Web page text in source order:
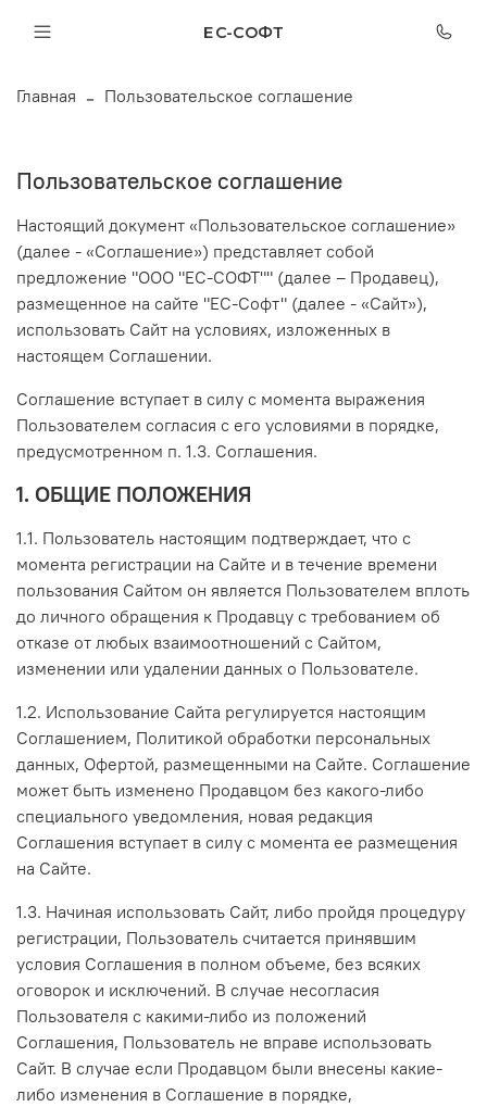
ЕС-СОФТ
Главная Пoльзовательское соглашение
Пoльзовательское соглашение
Настоящий документ «Пользовательское соглашение»
(далее - «Соглашение») представляет собой
предложение "ООО "ЕС-СОФТ"" (далее – Продавец),
размещенное на сайте "ЕС-Софт" (далее - «Сайт»),
использовать Сайт на условиях, изложенных в
настоящем Соглашении.
Соглашение вступает в силу с момента выражения
Пользователем согласия с его условиями в порядке,
предусмотренном п. 1.3. Соглашения.
1. ОБЩИЕ ПОЛОЖЕНИЯ
1.1. Пользователь настоящим подтверждает, что с
момента регистрации на Сайте и в течение времени
пользования Сайтом он является Пользователем вплоть
до личного обращения к Продавцу с требованием об
отказе от любых взаимоотношений с Сайтом,
изменении или удалении данных о Пользователе.
1.2. Использование Сайта регулируется настоящим
Соглашением, Политикой обработки персональных
данных, Офертой, размещенными на Сайте. Соглашение
может быть изменено Продавцом без какого-либо
специального уведомления, новая редакция
Соглашения вступает в силу с момента ее размещения
на Сайте.
1.3. Начиная использовать Сайт, либо пройдя процедуру
регистрации, Пользователь считается принявшим
условия Соглашения в полном объеме, без всяких
оговорок и исключений. В случае несогласия
Пользователя с какими-либо из положений
Соглашения, Пользователь не вправе использовать
Сайт. В случае если Продавцом были внесены какие-
либо изменения в Соглашение в порядке,